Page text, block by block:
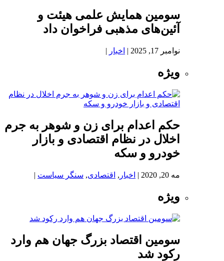
سومین همایش علمی هیئت و
آئین‌های مذهبی فراخوان داد
نوامبر 17, 2025 | اخبار |
ویژه
حکم اعدام برای زن و شوهر به جرم
اخلال در نظام اقتصادی و بازار
خودرو و سکه
مه 20, 2020 | اخبار , اقتصادی, سنگر سیاست |
ویژه
سومین اقتصاد بزرگ جهان هم وارد
رکود شد